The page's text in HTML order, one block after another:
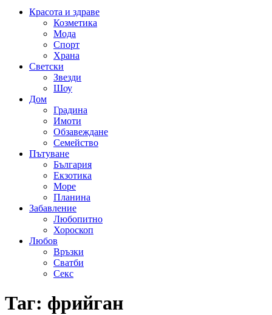
Красота и здраве
Козметика
Мода
Спорт
Храна
Светски
Звезди
Шоу
Дом
Градина
Имоти
Обзавеждане
Семейство
Пътуване
България
Екзотика
Море
Планина
Забавление
Любопитно
Хороскоп
Любов
Връзки
Сватби
Секс
Таг: фрийган